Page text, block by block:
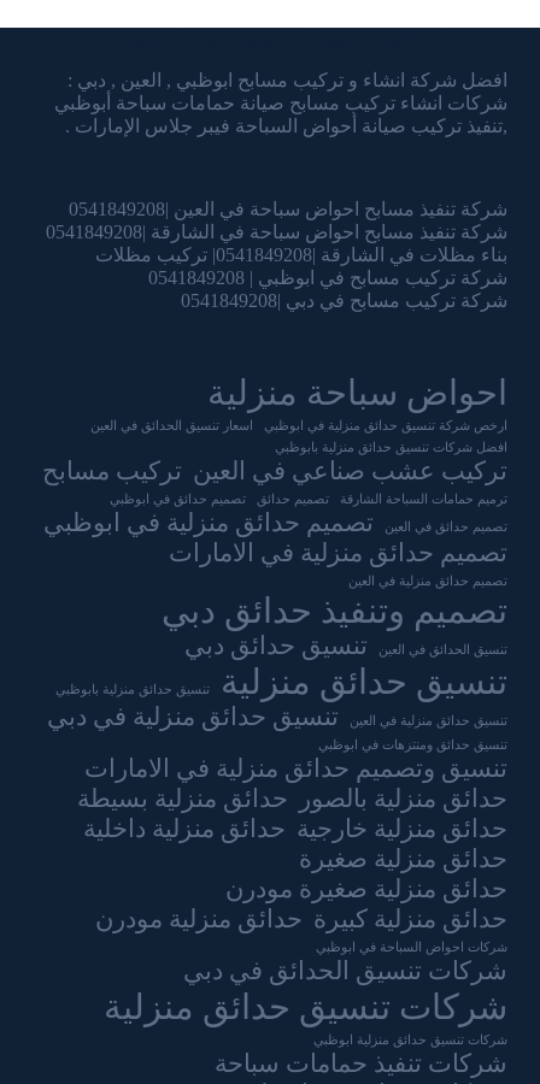
افضل شركة انشاء و تركيب مسابح ابوظبي , العين , دبي :
شركات انشاء تركيب مسابح صيانة حمامات سباحة أبوظبي
,تنفيذ تركيب صيانة أحواض السباحة فيبر جلاس الإمارات .
شركة تنفيذ مسابح احواض سباحة في العين |0541849208
شركة تنفيذ مسابح احواض سباحة في الشارقة |0541849208
بناء مظلات في الشارقة |0541849208| تركيب مظلات
شركة تركيب مسابح في ابوظبي | 0541849208
شركة تركيب مسابح في دبي |0541849208
احواض سباحة منزلية
ارخص شركة تنسيق حدائق منزلية في ابوظبي
اسعار تنسيق الحدائق في العين
افضل شركات تنسيق حدائق منزلية بابوظبي
تركيب عشب صناعي في العين تركيب مسابح
ترميم حمامات السباحة الشارقة تصميم حدائق تصميم حدائق في ابوظبي
تصميم حدائق في العين
تصميم حدائق منزلية في ابوظبي
تصميم حدائق منزلية في الامارات
تصميم حدائق منزلية في العين
تصميم وتنفيذ حدائق دبي
تنسيق الحدائق في العين تنسيق حدائق دبي
تنسيق حدائق منزلية تنسيق حدائق منزلية بابوظبي
تنسيق حدائق منزلية في العين تنسيق حدائق منزلية في دبي
تنسيق حدائق ومنتزهات في ابوظبي
تنسيق وتصميم حدائق منزلية في الامارات
حدائق منزلية بالصور
حدائق منزلية بسيطة
حدائق منزلية خارجية حدائق منزلية داخلية
حدائق منزلية صغيرة
حدائق منزلية صغيرة مودرن
حدائق منزلية كبيرة حدائق منزلية مودرن
شركات احواض السباحة في ابوظبي
شركات تنسيق الحدائق في دبي
شركات تنسيق حدائق منزلية
شركات تنسيق حدائق منزلية ابوظبي
شركات تنفيذ حمامات سباحة